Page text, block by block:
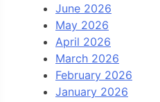
June 2026
May 2026
April 2026
March 2026
February 2026
January 2026